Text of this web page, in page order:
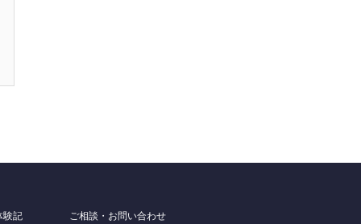
験記 ご相談・お問い合わせ